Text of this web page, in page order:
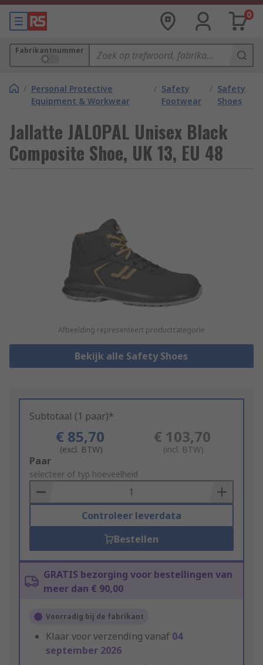
0
Fabrikantnummer
/ Personal Protective
Equipment & Workwear
/ Safety
Footwear
/ Safety
Shoes
Jallatte JALOPAL Unisex Black
Composite Shoe, UK 13, EU 48
Afbeelding representeert productcategorie
Bekijk alle Safety Shoes
Subtotaal (1 paar)*
€ 85,70
(excl. BTW)
€ 103,70
(incl. BTW)
Add
to
Basket
Paar
selecteer of typ hoeveelheid
Controleer leverdata
Bestellen
GRATIS bezorging voor bestellingen van
meer dan € 90,00
Voorradig bij de fabrikant
Klaar voor verzending vanaf 04
september 2026